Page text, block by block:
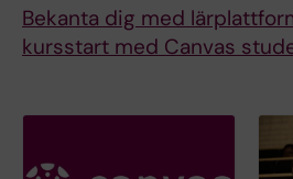
Bekanta dig med
kursstart med Canvas